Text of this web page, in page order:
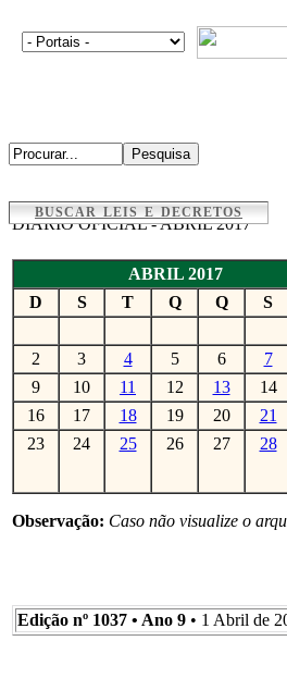
BUSCAR LEIS E DECRETOS
DIÁRIO OFICIAL - ABRIL 2017
ABRIL 2017
D
S T Q Q S
2
3 4 5 6 7
9
10 11 12 13 14
16
17 18 19 20 21
23
24 25 26 27
28
Observação: Caso não visualize o
Edição nº 1037 • Ano 9 • 1 Abril de